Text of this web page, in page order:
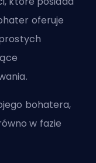
oferuje
bohatera,
w fazie